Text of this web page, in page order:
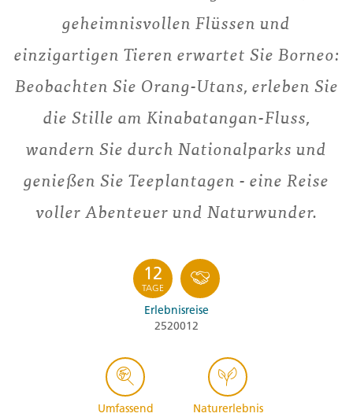
geheimnisvollen Flüssen und
einzigartigen Tieren erwartet Sie Borneo:
Beobachten Sie Orang-Utans, erleben Sie
die Stille am Kinabatangan-Fluss,
wandern Sie durch Nationalparks und
genießen Sie Teeplantagen - eine Reise
voller Abenteuer und Naturwunder.
12
TAGE
Erlebnisreise
2520012
Umfassend Naturerlebnis